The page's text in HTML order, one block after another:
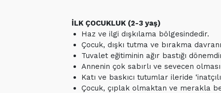
İLK ÇOCUKLUK (2-3 yaş)
Haz ve ilgi dışkılama bölgesindedir.
Çocuk, dışkı tutma ve bırakma
Tuvalet eğitiminin ağır bastığı
Annenin çok sabırlı ve sevecen
Katı ve baskıcı tutumlar ileride
Çocuk, çıplak olmaktan ve merakla